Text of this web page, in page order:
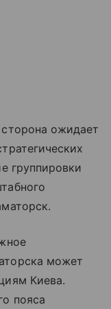
ожидает
группировки
может
Киева.
пояса